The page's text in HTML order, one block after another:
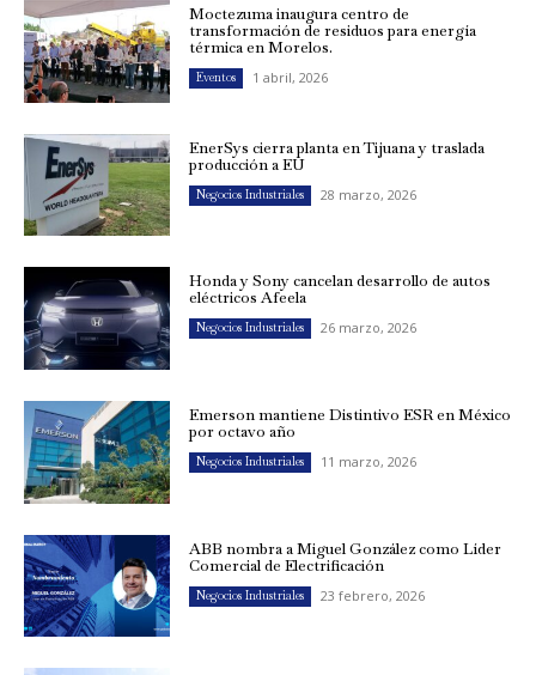
Moctezuma inaugura centro de
transformación de residuos para energía
térmica en Morelos.
Eventos 1 abril, 2026
EnerSys cierra planta en Tijuana y traslada
producción a EU
Negocios Industriales 28 marzo, 2026
Honda y Sony cancelan desarrollo de autos
eléctricos Afeela
Negocios Industriales 26 marzo, 2026
Emerson mantiene Distintivo ESR en México
por octavo año
Negocios Industriales 11 marzo, 2026
ABB nombra a Miguel González como Líder
Comercial de Electrificación
Negocios Industriales 23 febrero, 2026